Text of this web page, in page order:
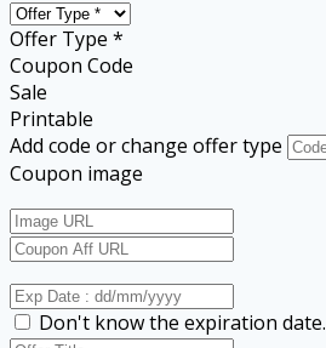
Offer Type *
Coupon Code
Sale
Printable
Add code or change offer type
Coupon image
Don't know the expiration date.